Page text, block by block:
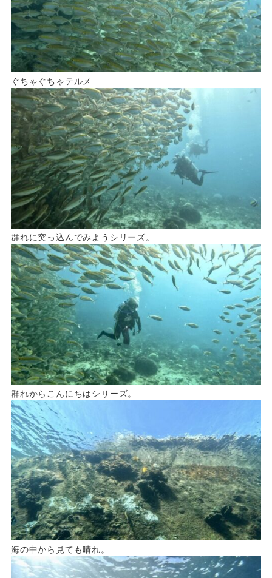
ぐちゃぐちゃテルメ
群れに突っ込んでみようシリーズ。
群れからこんにちはシリーズ。
海の中から見ても晴れ。